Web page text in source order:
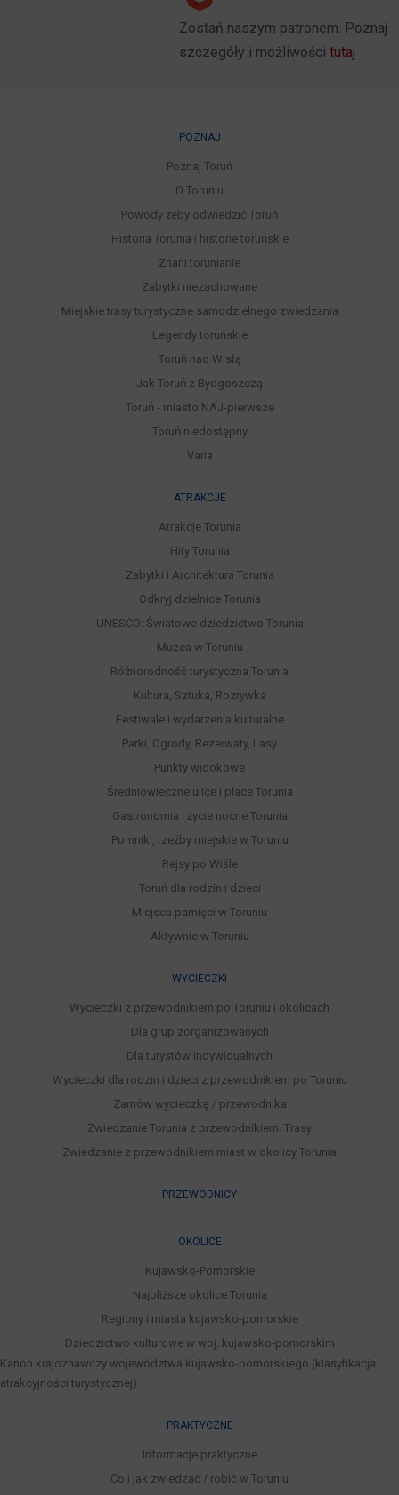
Zostań naszym patronem. Poznaj
szczegóły i możliwości tutaj
POZNAJ
Poznaj Toruń
O Toruniu
Powody żeby odwiedzić Toruń
Historia Torunia i historie toruńskie
Znani torunianie
Zabytki niezachowane
Miejskie trasy turystyczne samodzielnego zwiedzania
Legendy toruńskie
Toruń nad Wisłą
Jak Toruń z Bydgoszczą
Toruń - miasto NAJ-pierwsze
Toruń niedostępny
Varia
ATRAKCJE
Atrakcje Torunia
Hity Torunia
Zabytki i Architektura Torunia
Odkryj dzielnice Torunia
UNESCO: Światowe dziedzictwo Torunia
Muzea w Toruniu
Różnorodność turystyczna Torunia
Kultura, Sztuka, Rozrywka
Festiwale i wydarzenia kulturalne
Parki, Ogrody, Rezerwaty, Lasy
Punkty widokowe
Średniowieczne ulice i place Torunia
Gastronomia i życie nocne Torunia
Pomniki, rzeźby miejskie w Toruniu
Rejsy po Wiśle
Toruń dla rodzin i dzieci
Miejsca pamięci w Toruniu
Aktywnie w Toruniu
WYCIECZKI
Wycieczki z przewodnikiem po Toruniu i okolicach
Dla grup zorganizowanych
Dla turystów indywidualnych
Wycieczki dla rodzin i dzieci z przewodnikiem po Toruniu
Zamów wycieczkę / przewodnika
Zwiedzanie Torunia z przewodnikiem. Trasy
Zwiedzanie z przewodnikiem miast w okolicy Torunia
PRZEWODNICY
OKOLICE
Kujawsko-Pomorskie
Najbliższe okolice Torunia
Regiony i miasta kujawsko-pomorskie
Dziedzictwo kulturowe w woj. kujawsko-pomorskim
Kanon krajoznawczy województwa kujawsko-pomorskiego (klasyfikacja
atrakcyjności turystycznej)
PRAKTYCZNE
Informacje praktyczne
Co i jak zwiedzać / robić w Toruniu